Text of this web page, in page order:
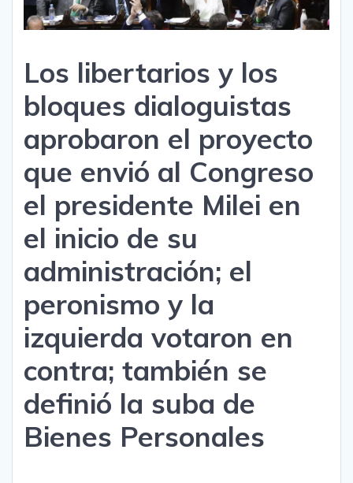
Los libertarios y los
bloques dialoguistas
aprobaron el proyecto
que envió al Congreso
el presidente Milei en
el inicio de su
administración; el
peronismo y la
izquierda votaron en
contra; también se
definió la suba de
Bienes Personales